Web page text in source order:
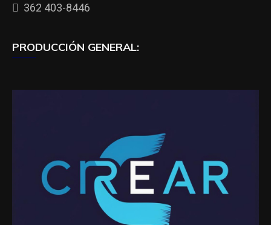
362 403-8446
PRODUCCIÓN GENERAL: